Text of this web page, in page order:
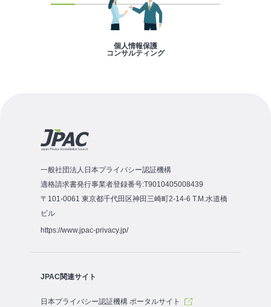
個人情報保護
コンサルティング
一般社団法人日本プライバシー認証機構
適格請求書発行事業者登録番号:T9010405008439
〒101-0061 東京都千代田区神田三崎町2-14-6 T.M.水道橋
ビル
https://www.jpac-privacy.jp/
JPAC関連サイト
日本プライバシー認証機構 ポータルサイト